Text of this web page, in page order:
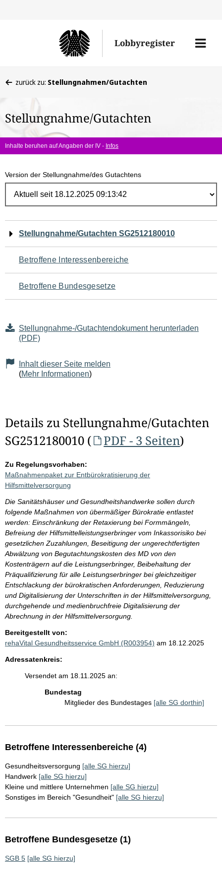
Lobbyregister
Menü
befinden
hier:
zurück zu: Stellungnahmen/Gutachten
Stellungnahme/Gutachten
Inhalte beruhen auf Angaben der IV - Infos
Version der Stellungnahme/des Gutachtens
Navigation
für
den
Seiteninhalt
Stellungnahme/Gutachten SG2512180010
Betroffene Interessenbereiche
Betroffene Bundesgesetze
Stellungnahme-/Gutachtendokument herunterladen
(PDF)
Inhalt dieser Seite melden
(Mehr Informationen)
Details zu Stellungnahme/Gutachten
SG2512180010 (
PDF - 3 Seiten)
Zu Regelungsvorhaben:
Maßnahmenpaket zur Entbürokratisierung der
Hilfsmittelversorgung
Die Sanitätshäuser und Gesundheitshandwerke sollen durch
folgende Maßnahmen von übermäßiger Bürokratie entlastet
werden: Einschränkung der Retaxierung bei Formmängeln,
Befreiung der Hilfsmittelleistungserbringer vom Inkassorisiko bei
gesetzlichen Zuzahlungen, Beseitigung der ungerechtfertigten
Abwälzung von Begutachtungskosten des MD von den
Kostenträgern auf die Leistungserbringer, Beibehaltung der
Präqualifizierung für alle Leistungserbringer bei gleichzeitiger
Entschlackung der bürokratischen Anforderungen, Reduzierung
und Digitalisierung der Unterschriften in der Hilfsmittelversorgung,
durchgehende und medienbruchfreie Digitalisierung der
Abrechnung in der Hilfsmittelversorgung.
Bereitgestellt von:
rehaVital Gesundheitsservice GmbH (R003954) am 18.12.2025
Adressatenkreis:
Versendet am 18.11.2025 an:
Bundestag
Mitglieder des Bundestages [alle SG dorthin]
Betroffene Interessenbereiche (4)
Gesundheitsversorgung [alle SG hierzu]
Handwerk [alle SG hierzu]
Kleine und mittlere Unternehmen [alle SG hierzu]
Sonstiges im Bereich "Gesundheit" [alle SG hierzu]
Betroffene Bundesgesetze (1)
SGB 5 [alle SG hierzu]